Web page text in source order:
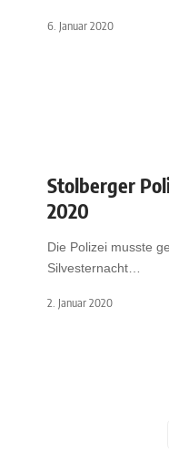
6. Januar 2020
Stolberger
2020
Die Polizei musste
Silvesternacht…
2. Januar 2020